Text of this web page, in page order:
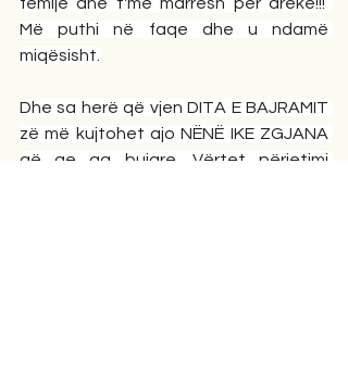
Më puthi në faqe dhe u ndamë
miqësisht.
Dhe sa herë që vjen DITA E BAJRAMIT
zë më kujtohet ajo NËNË IKE ZGJANA
që qe aq bujare. Vërtet përjetimi